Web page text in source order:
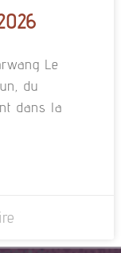
Le
du
dans la